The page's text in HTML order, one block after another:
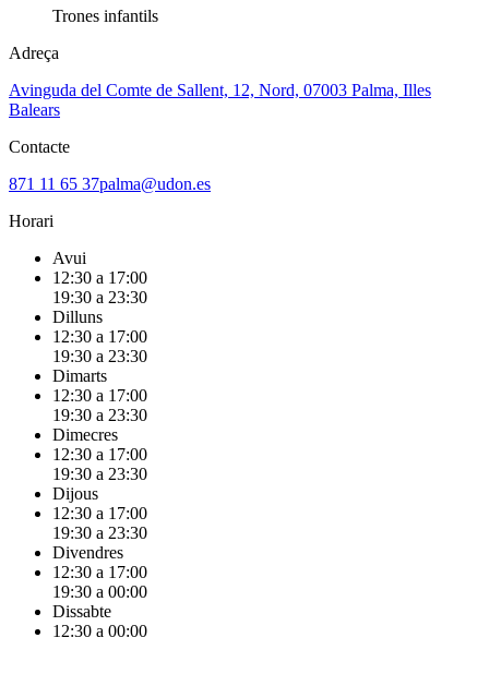
Trones infantils
Adreça
Avinguda del Comte de Sallent, 12, Nord, 07003 Palma, Illes
Balears
Contacte
871 11 65 37palma@udon.es
Horari
Avui
12:30 a 17:00
19:30 a 23:30
Dilluns
12:30 a 17:00
19:30 a 23:30
Dimarts
12:30 a 17:00
19:30 a 23:30
Dimecres
12:30 a 17:00
19:30 a 23:30
Dijous
12:30 a 17:00
19:30 a 23:30
Divendres
12:30 a 17:00
19:30 a 00:00
Dissabte
12:30 a 00:00